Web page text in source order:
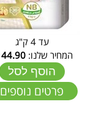
עד 4 ק"ג
המחיר שלנו:44.90
הוסף לסל
פרטים נוספים